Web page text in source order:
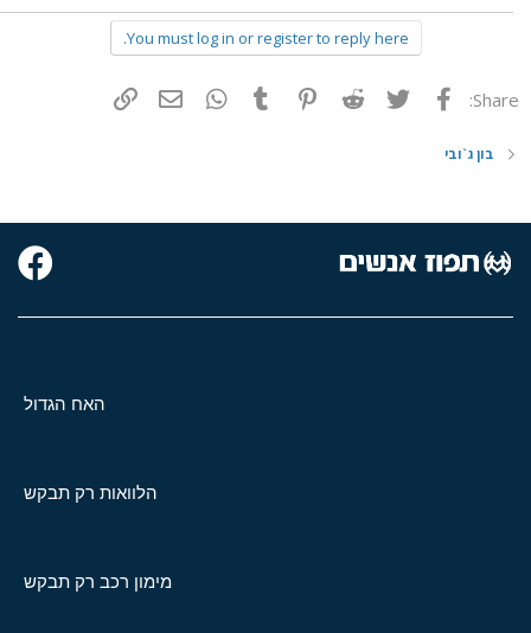
You must log in or register to reply here.
Share: פייסבוק Twitter
Reddit
Pinterest
Tumblr
WhatsAppדואר אלקטרוני
בון ג`ובי
האח הגדול
הלוואות רק תבקש
מימון רכב רק תבקש